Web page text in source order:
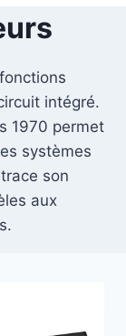
intégré.
1970 permet
systèmes
son
aux